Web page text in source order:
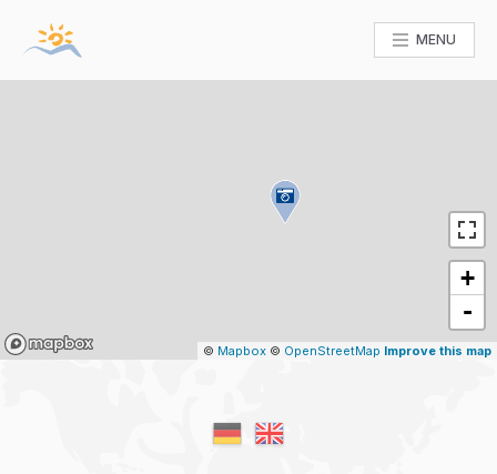
MENU
Mapbox
+
-
© Mapbox © OpenStreetMap Improve this map